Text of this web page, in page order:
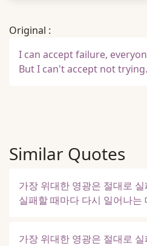
Original :
I can accept failure,
But I can't accept not trying.
Similar Quotes
가장 위대한 영광은 절대로
실패할 때마다 다시 일어나는
가장 위대한 영광은 절대로